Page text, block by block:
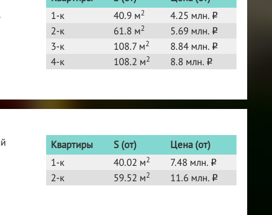
1-к
40.9 м2 4.25 млн. o
2-к 61.8 м2 5.69 млн. o
3-к 108.7 м2 8.84 млн. o
4-к 108.2 м2 8.8 млн. o
Квартиры S (от)
Цена (от)
1-к
40.02 м2 7.48 млн. o
2-к 59.52 м2 11.6 млн. o